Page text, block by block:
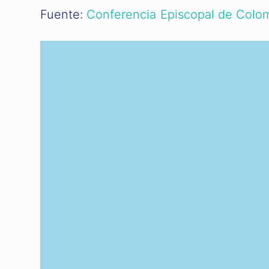
Fuente: Conferencia Episcopal de